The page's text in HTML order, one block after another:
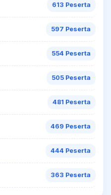
613 Peserta
597 Peserta
554 Peserta
505 Peserta
481 Peserta
469 Peserta
444 Peserta
363 Peserta